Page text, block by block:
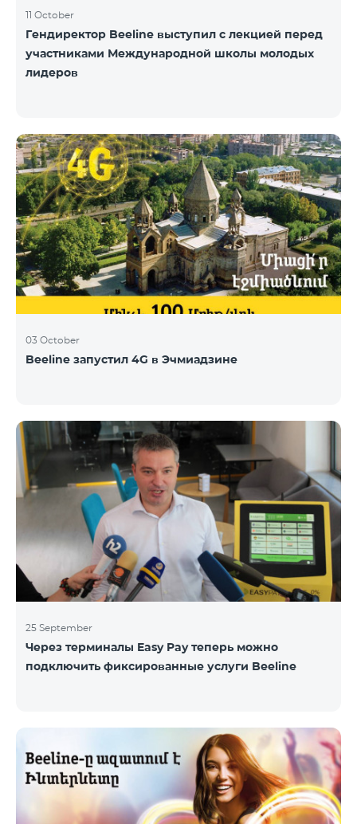
11 October
Гендиректор Beeline выступил с лекцией перед
участниками Международной школы молодых
лидеров
03 October
Beeline запустил 4G в Эчмиадзине
25 September
Через терминалы Easy Pay теперь можно
подключить фиксированные услуги Beeline